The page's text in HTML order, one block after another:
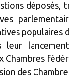
déposés,
populaires
leur
Chambres
des